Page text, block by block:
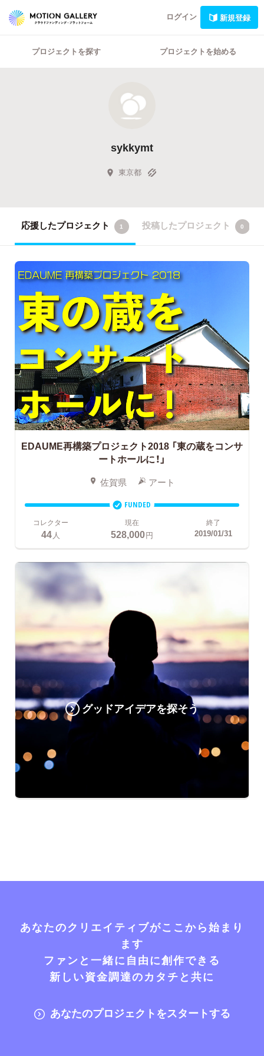
ログイン 新規登録
プロジェクトを探す プロジェクトを始める
sykkymt
東京都
応援したプロジェクト 1 投稿したプロジェクト 0
EDAUME再構築プロジェクト2018 「東の蔵をコンサ
ートホールに！」
佐賀県 アート
FUNDED
コレクター
44 人
現在
528,000円
終了
2019/01/31
グッドアイデアを探そう
あなたのクリエイティブがここから始まり
ます
ファンと一緒に自由に創作できる
新しい資金調達のカタチと共に
あなたのプロジェクトをスタートする